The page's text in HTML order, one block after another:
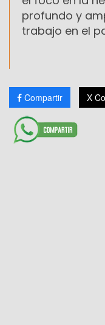
profundo y
trabajo en el
Compartir X